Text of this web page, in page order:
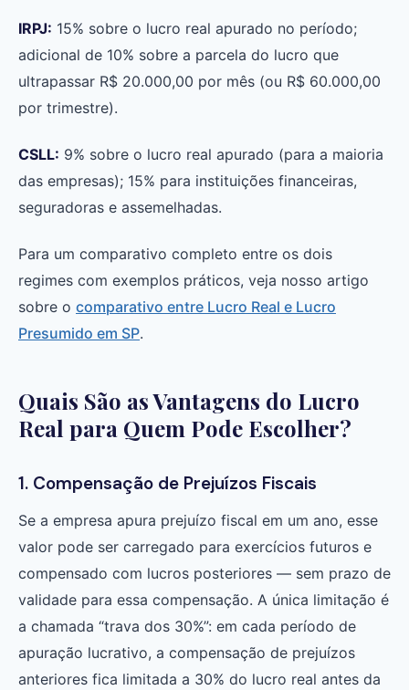
IRPJ: 15% sobre o lucro real apurado no período;
adicional de 10% sobre a parcela do lucro que
ultrapassar R$ 20.000,00 por mês (ou R$ 60.000,00
por trimestre).
CSLL: 9% sobre o lucro real apurado (para a maioria
das empresas); 15% para instituições financeiras,
seguradoras e assemelhadas.
Para um comparativo completo entre os dois
regimes com exemplos práticos, veja nosso artigo
sobre o comparativo entre Lucro Real e Lucro
Presumido em SP.
Quais São as Vantagens do Lucro
Real para Quem Pode Escolher?
1. Compensação de Prejuízos Fiscais
Se a empresa apura prejuízo fiscal em um ano, esse
valor pode ser carregado para exercícios futuros e
compensado com lucros posteriores — sem prazo de
validade para essa compensação. A única limitação é
a chamada “trava dos 30%”: em cada período de
apuração lucrativo, a compensação de prejuízos
anteriores fica limitada a 30% do lucro real antes da